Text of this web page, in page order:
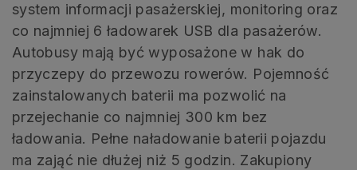
system informacji pasażerskiej, monitoring oraz
co najmniej 6 ładowarek USB dla pasażerów.
Autobusy mają być wyposażone w hak do
przyczepy do przewozu rowerów. Pojemność
zainstalowanych baterii ma pozwolić na
przejechanie co najmniej 300 km bez
ładowania. Pełne naładowanie baterii pojazdu
ma zająć nie dłużej niż 5 godzin. Zakupiony